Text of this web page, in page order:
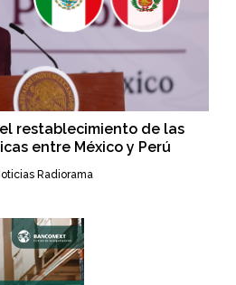
restablecimiento de las
entre México y Perú
Radiorama